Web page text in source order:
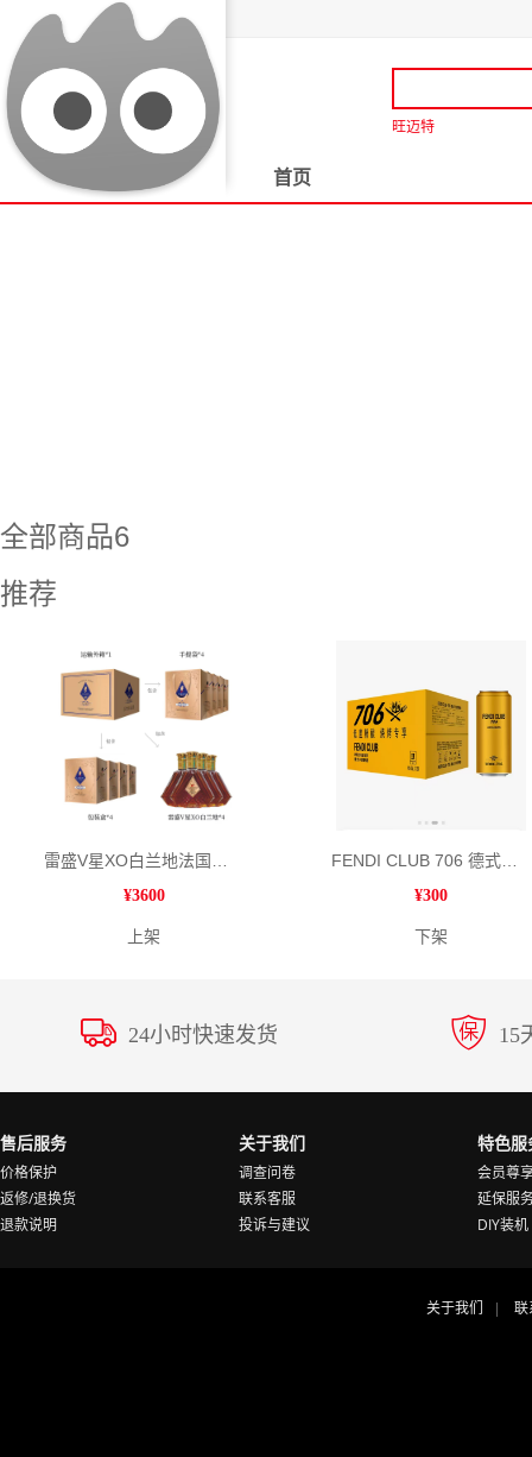
旺迈特
首页
全部商品6
推荐
¥3600
上架
¥300
下架
24小时快速发货 15
售后服务
价格保护
返修/退换货
退款说明
关于我们
调查问卷
联系客服
投诉与建议
特色服
会员尊
延保服
DIY装机
关于我们 联